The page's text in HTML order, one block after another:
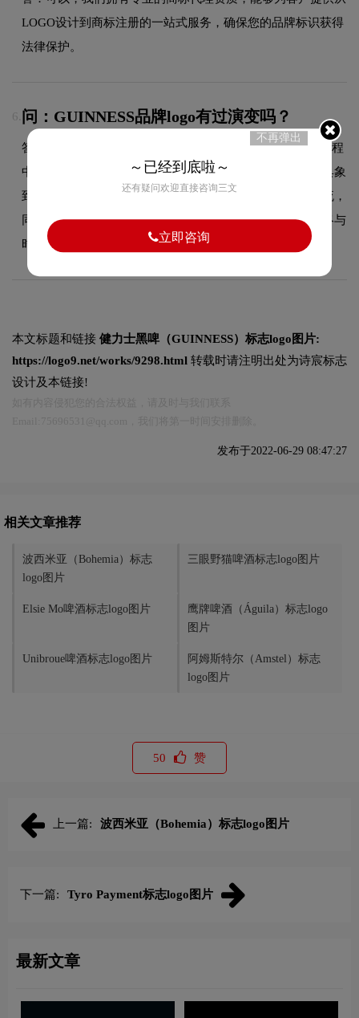
LOGO设计到商标注册的一站式服务，确保您的品牌标识获得
法律保护。
6. 问：GUINNESS品牌logo有过演变吗？
答：作为品牌领域的品牌，GUINNESS的品牌logo在发展过程
中经历了持续优化与迭代，整体呈现出从复杂到简约、从具象
到抽象的现代化演变趋势。每一次更新都紧跟时代审美潮流，
同时保持品牌核心识别元素的延续性，使品牌视觉形象始终与
时俱进，历久弥新。
本文标题和链接 健力士黑啤（GUINNESS）标志logo图片:
https://logo9.net/works/9298.html 转载时请注明出处为诗宸标志
设计及本链接!
发布于2022-06-29 08:47:27
相关文章推荐
波西米亚（Bohemia）标志
logo图片
三眼野猫啤酒标志logo图片
Elsie Mo啤酒标志logo图片
鹰牌啤酒（Águila）标志logo
图片
Unibroue啤酒标志logo图片
阿姆斯特尔（Amstel）标志
logo图片
50 赞
上一篇: 波西米亚（Bohemia）标志logo图片
下一篇: Tyro Payment标志logo图片
最新文章
不再弹出
～已经到底啦～
还有疑问欢迎直接咨询三文
立即咨询